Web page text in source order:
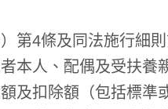
第4條及同法施行細
本人、配偶及受扶養
及扣除額（包括標準